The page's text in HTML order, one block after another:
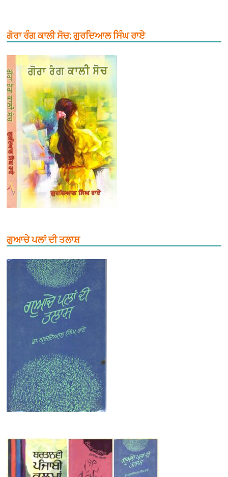
ਗੋਰਾ ਰੰਗ ਕਾਲੀ ਸੋਚ: ਗੁਰਦਿਆਲ ਸਿੰਘ ਰਾਏ
ਗੁਆਚੇ ਪਲਾਂ ਦੀ ਤਲਾਸ਼